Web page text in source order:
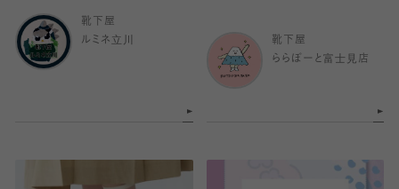
靴下屋
ルミネ立川
靴下屋
ららぽーと富士見店